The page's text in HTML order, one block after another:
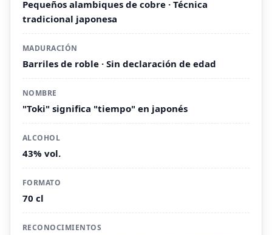
Pequeños alambiques de cobre · Técnica
tradicional japonesa
MADURACIÓN
Barriles de roble · Sin declaración de edad
NOMBRE
"Toki" significa "tiempo" en japonés
ALCOHOL
43% vol.
FORMATO
70 cl
RECONOCIMIENTOS